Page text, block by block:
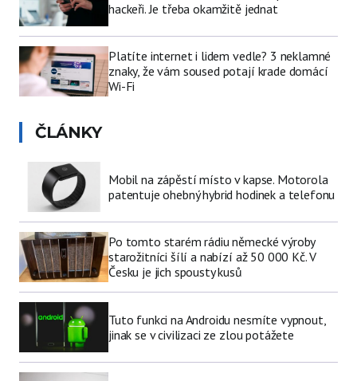
hackeři. Je třeba okamžitě jednat
Platíte internet i lidem vedle? 3 neklamné
znaky, že vám soused potají krade domácí
Wi-Fi
ČLÁNKY
Mobil na zápěstí místo v kapse. Motorola
patentuje ohebný hybrid hodinek a telefonu
Po tomto starém rádiu německé výroby
starožitníci šílí a nabízí až 50 000 Kč. V
Česku je jich spousty kusů
Tuto funkci na Androidu nesmíte vypnout,
jinak se v civilizaci ze zlou potážete